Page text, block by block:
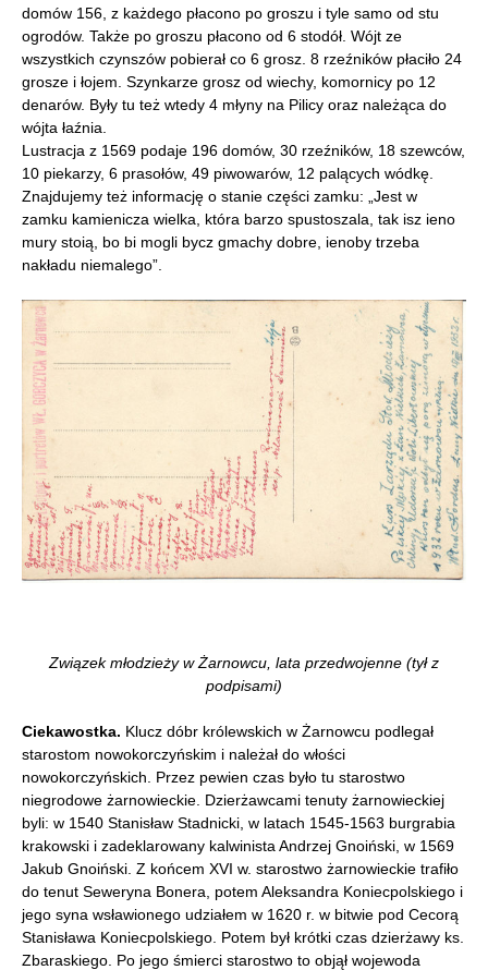
domów 156, z każdego płacono po groszu i tyle samo od stu
ogrodów. Także po groszu płacono od 6 stodół. Wójt ze
wszystkich czynszów pobierał co 6 grosz. 8 rzeźników płaciło 24
grosze i łojem. Szynkarze grosz od wiechy, komornicy po 12
denarów. Były tu też wtedy 4 młyny na Pilicy oraz należąca do
wójta łaźnia.
Lustracja z 1569 podaje 196 domów, 30 rzeźników, 18 szewców,
10 piekarzy, 6 prasołów, 49 piwowarów, 12 palących wódkę.
Znajdujemy też informację o stanie części zamku: „Jest w
zamku kamienicza wielka, która barzo spustoszala, tak isz ieno
mury stoią, bo bi mogli bycz gmachy dobre, ienoby trzeba
nakładu niemalego”.
Związek młodzieży w Żarnowcu, lata przedwojenne (tył z
podpisami)
Ciekawostka. Klucz dóbr królewskich w Żarnowcu podlegał
starostom nowokorczyńskim i należał do włości
nowokorczyńskich. Przez pewien czas było tu starostwo
niegrodowe żarnowieckie. Dzierżawcami tenuty żarnowieckiej
byli: w 1540 Stanisław Stadnicki, w latach 1545-1563 burgrabia
krakowski i zadeklarowany kalwinista Andrzej Gnoiński, w 1569
Jakub Gnoiński. Z końcem XVI w. starostwo żarnowieckie trafiło
do tenut Seweryna Bonera, potem Aleksandra Koniecpolskiego i
jego syna wsławionego udziałem w 1620 r. w bitwie pod Cecorą
Stanisława Koniecpolskiego. Potem był krótki czas dzierżawy ks.
Zbaraskiego. Po jego śmierci starostwo to objął wojewoda